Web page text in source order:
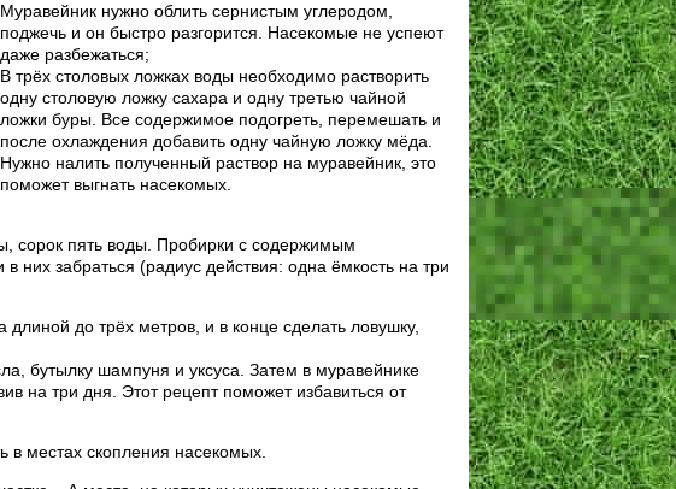
Муравейник нужно облить сернистым углеродом,
поджечь и он быстро разгорится. Насекомые не успеют
даже разбежаться;
В трёх столовых ложках воды необходимо растворить
одну столовую ложку сахара и одну третью чайной
ложки буры. Все содержимое подогреть, перемешать и
после охлаждения добавить одну чайную ложку мёда.
Нужно налить полученный раствор на муравейник, это
поможет выгнать насекомых.
сорок пять воды. Пробирки с содержимым
забраться (радиус действия: одна ёмкость на три
до трёх метров, и в конце сделать ловушку,
бутылку шампуня и уксуса. Затем в муравейнике
на три дня. Этот рецепт поможет избавиться от
в местах скопления насекомых.